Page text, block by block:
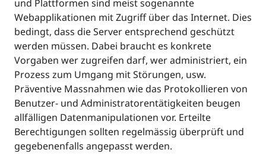
und Plattformen sind meist sogenannte
Webapplikationen mit Zugriff über das Internet. Dies
bedingt, dass die Server entsprechend geschützt
werden müssen. Dabei braucht es konkrete
Vorgaben wer zugreifen darf, wer administriert, ein
Prozess zum Umgang mit Störungen, usw.
Präventive Massnahmen wie das Protokollieren von
Benutzer- und Administratorentätigkeiten beugen
allfälligen Datenmanipulationen vor. Erteilte
Berechtigungen sollten regelmässig überprüft und
gegebenenfalls angepasst werden.